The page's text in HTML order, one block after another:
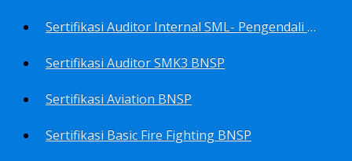
Sertifikasi Auditor Internal SML- Pengendali Dan Penerapan SML- Perencana SML- Manajer SML- Pengendali Dokumen SML BNSP
Sertifikasi Auditor SMK3 BNSP
Sertifikasi Aviation BNSP
Sertifikasi Basic Fire Fighting BNSP